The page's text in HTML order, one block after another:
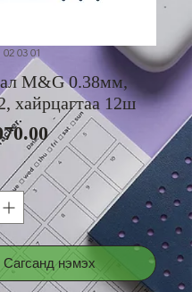
02 03 01
M&G 0.38мм,
хайрцагтаа 12ш
Price
Сагсанд нэмэх